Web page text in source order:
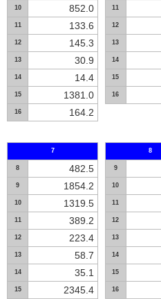
10 852.0
11 133.6
12 145.3
13 30.9
14 14.4
15 1381.0
16 164.2
11
12
13
14
15
16
7
8 482.5
9 1854.2
10 1319.5
11 389.2
12 223.4
13 58.7
14 35.1
15 2345.4
8
9
10
11
12
13
14
15
16